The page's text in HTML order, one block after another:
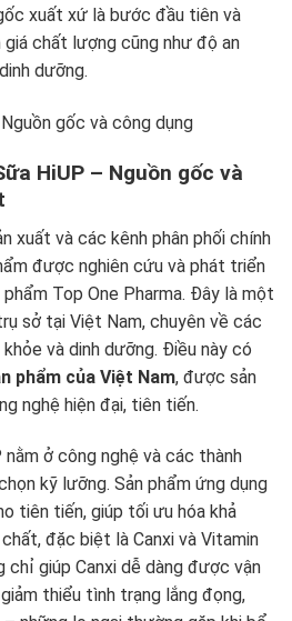
xuất xứ là bước đầu tiên và
chất lượng cũng như độ an
dưỡng.
HiUP – Nguồn gốc và
xuất và các kênh phân phối chính
được nghiên cứu và phát triển
Top One Pharma. Đây là một
sở tại Việt Nam, chuyên về các
và dinh dưỡng. Điều này có
phẩm của Việt Nam, được sản
nghệ hiện đại, tiên tiến.
nằm ở công nghệ và các thành
kỹ lưỡng. Sản phẩm ứng dụng
tiên tiến, giúp tối ưu hóa khả
đặc biệt là Canxi và Vitamin
chỉ giúp Canxi dễ dàng được vận
thiểu tình trạng lắng đọng,